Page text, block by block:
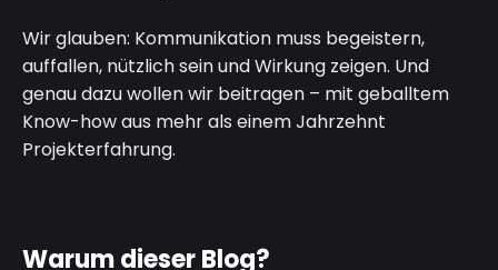
Wir glauben: Kommunikation muss begeistern,
auffallen, nützlich sein und Wirkung zeigen. Und
genau dazu wollen wir beitragen – mit geballtem
Know-how aus mehr als einem Jahrzehnt
Projekterfahrung.
Warum dieser Blog?